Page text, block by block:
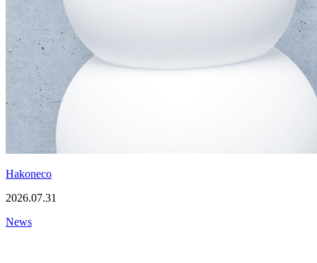
Hakoneco
2026.07.31
News